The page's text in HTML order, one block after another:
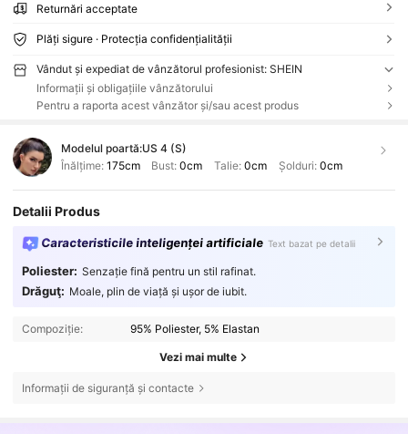
Returnări acceptate
Plăți sigure · Protecția confidențialității
Vândut și expediat de vânzătorul profesionist: SHEIN
Informații și obligațiile vânzătorului
Pentru a raporta acest vânzător și/sau acest produs
Modelul poartă:US 4 (S)
Înălțime: 175cm Bust:0cm Talie: 0cm Șolduri: 0cm
Detalii Produs
Caracteristicile inteligenței artificiale Text bazat pe detalii
Poliester: Senzație fină pentru un stil rafinat.
Drăguţ: Moale, plin de viață și ușor de iubit.
Compoziție: 95% Poliester, 5% Elastan
Vezi mai multe
Informații de siguranță și contacte